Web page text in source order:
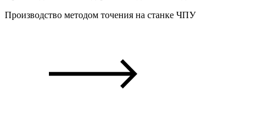
Производство методом точения на станке ЧПУ